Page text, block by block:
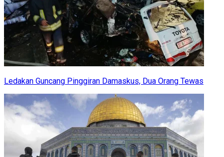
Ledakan Guncang Pinggiran Damaskus, Dua Orang Tewas